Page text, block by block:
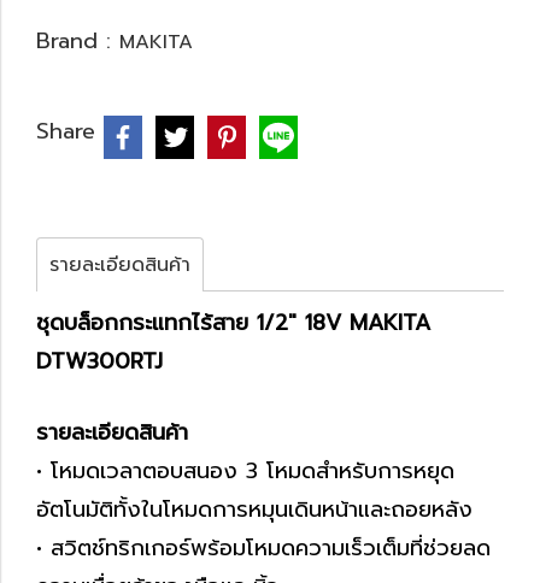
Brand : MAKITA
Share
รายละเอียดสินค้า
ชุดบล็อกกระแทกไร้สาย 1/2" 18V MAKITA
DTW300RTJ
รายละเอียดสินค้า
• โหมดเวลาตอบสนอง 3 โหมดสำหรับการหยุด
อัตโนมัติทั้งในโหมดการหมุนเดินหน้าและถอยหลัง
• สวิตช์ทริกเกอร์พร้อมโหมดความเร็วเต็มที่ช่วยลด